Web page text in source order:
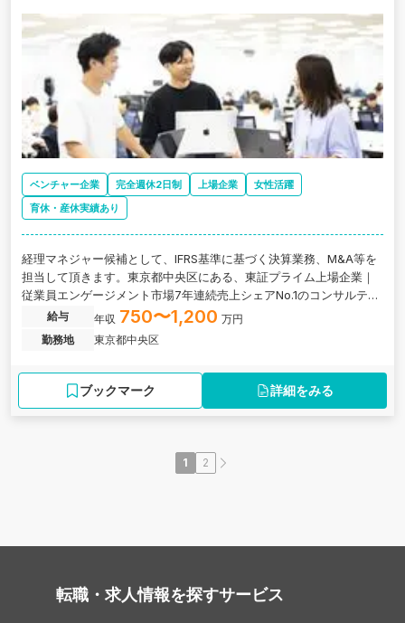
ベンチャー企業 完全週休2日制 上場企業
女性活躍
育休・産休実績あり
経理マネジャー候補として、IFRS基準に基づく決算業務、M&A等を
担当して頂きます。東京都中央区にある、東証プライム上場企業｜
従業員エンゲージメント市場7年連続売上シェアNo.1のコンサルティ
ング企業の求人です。
給与 年収 750〜1,200 万円
勤務地
東京都中央区
ブックマーク 詳細をみる
1 2
転職・求人情報を探すサービス